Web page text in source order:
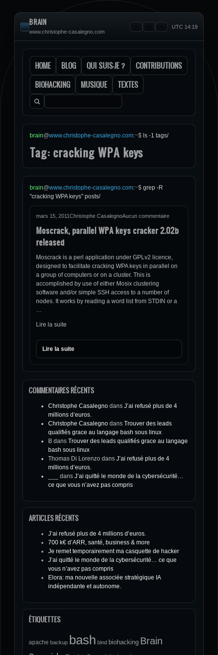
BRAIN
www.christophe-casalegno.com
UTC 14:19
HOME BLOG QUI SUIS-JE ?
CONTRIBUTIONS
BIOHACKING
MUSIQUE TEXTES
Rechercher :
brain@www.christophe-casalegno.com:~$ ls -1 tags/
Tag: cracking WPA keys
brain@www.christophe-casalegno.com:~$ grep -R
"cracking WPA keys" posts/
mars 15, 2011Christophe CasalegnoAucun commentaire
Moscrack, parallel WPA keys cracker 2.02b
released
Moscrack is a perl application under GPLv2 licence,
designed to facilitate cracking WPA keys in parallel on
a group of computers or on a cluster. This is
accomplished by use of either Mosix clustering
software and/or simple SSH access to a number of
nodes. It works by reading a word list from STDIN or a
…
Lire la suite
Lire la suite
COMMENTAIRES RÉCENTS
Christophe Casalegno dans J’ai refusé plus de 4
millions d’euros.
Christophe Casalegno dans Trouver des leads
qualifiés grace au langage bash sous linux
B dans Trouver des leads qualifiés grace au langage
bash sous linux
Thomas Di Lorenzo dans J’ai refusé plus de 4
millions d’euros.
dans J’ai quitté le monde de la cybersécurité…
ce que vous n’avez pas compris
ARTICLES RÉCENTS
J’ai refusé plus de 4 millions d’euros.
700 k€ d’ARR, santé, business & more
Je remet temporairement ma casquette de hacker
J’ai quitté le monde de la cybersécurité… ce que
vous n’avez pas compris
Elora: ma nouvelle associée stratégique IA
indépendante et autonome.
ÉTIQUETTES
apache backup bash bind biohacking Brain